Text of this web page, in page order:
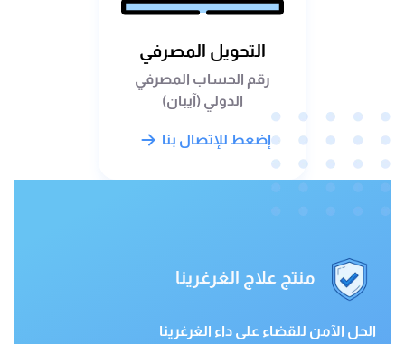
التحويل المصرفي
رقم الحساب المصرفي
الدولي (آيبان)
إضعط للإتصال بنا
منتج علاج الغرغرينا
الحل الآمن للقضاء على داء الغرغرينا